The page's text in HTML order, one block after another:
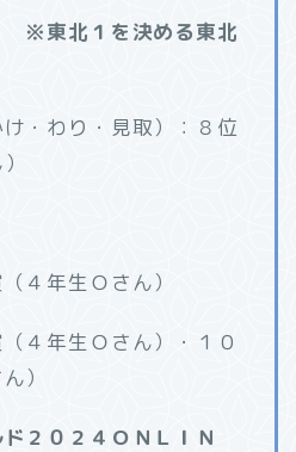
※東北１を決める東北
・わり・見取）：８位
４年生Ｏさん）
４年生Ｏさん）・１０
）
２０２４ＯＮＬＩＮ